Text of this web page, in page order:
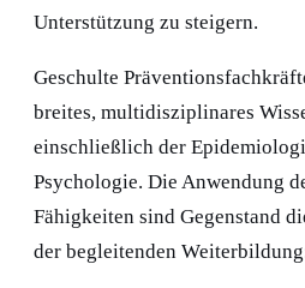
Unterstützung zu steigern.
Geschulte
breites, multidisziplinares
einschließlich der
Psychologie. Die Anwendung
Fähigkeiten sind Gegenstand
der begleitenden